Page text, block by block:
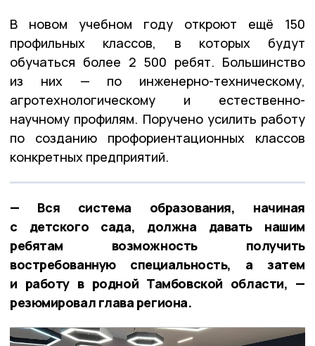
В новом учебном году откроют ещё 150
профильных классов, в которых будут
обучаться более 2 500 ребят. Большинство
из них — по инженерно-техническому,
агротехнологическому и естественно-
научному профилям. Поручено усилить работу
по созданию профориентационных классов
конкретных предприятий.
— Вся система образования, начиная
с детского сада, должна давать нашим
ребятам возможность получить
востребованную специальность, а затем
и работу в родной Тамбовской области, —
резюмировал глава региона.